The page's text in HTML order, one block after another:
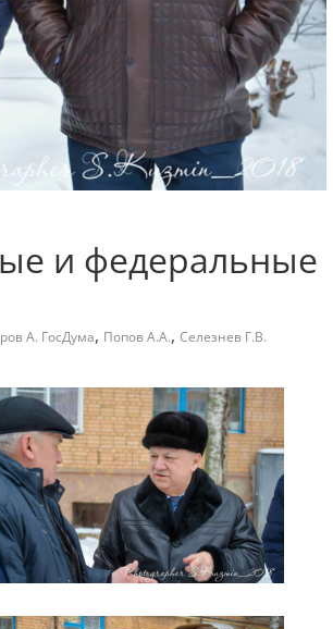
и федеральные
А. ГосДума, Попов А.А., Селезнев Г.В.